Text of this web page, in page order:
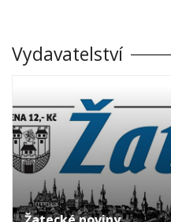
Vydavatelství